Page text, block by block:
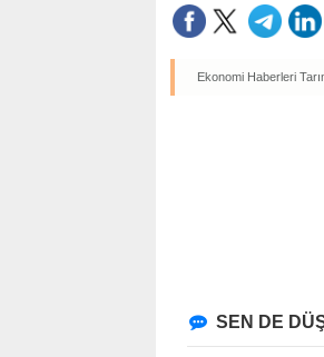
Ekonomi Haberleri
SEN DE